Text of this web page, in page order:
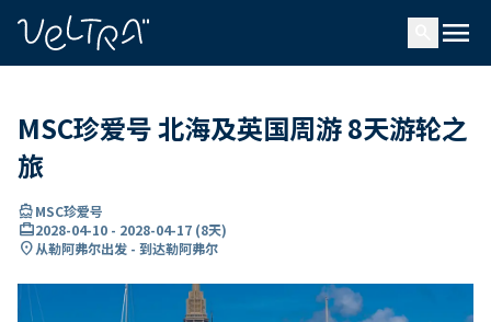
menu
MSC珍爱号 北海及英国周游 8天游轮之
旅
directions_boatMSC珍爱号
card_travel2028-04-10 - 2028-04-17 (8天)
location_on从勒阿弗尔出发 - 到达勒阿弗尔